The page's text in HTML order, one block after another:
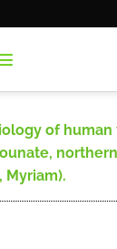
of
Myriam).